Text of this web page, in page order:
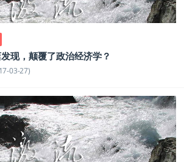
现，颠覆了政治经济学？
03-27)